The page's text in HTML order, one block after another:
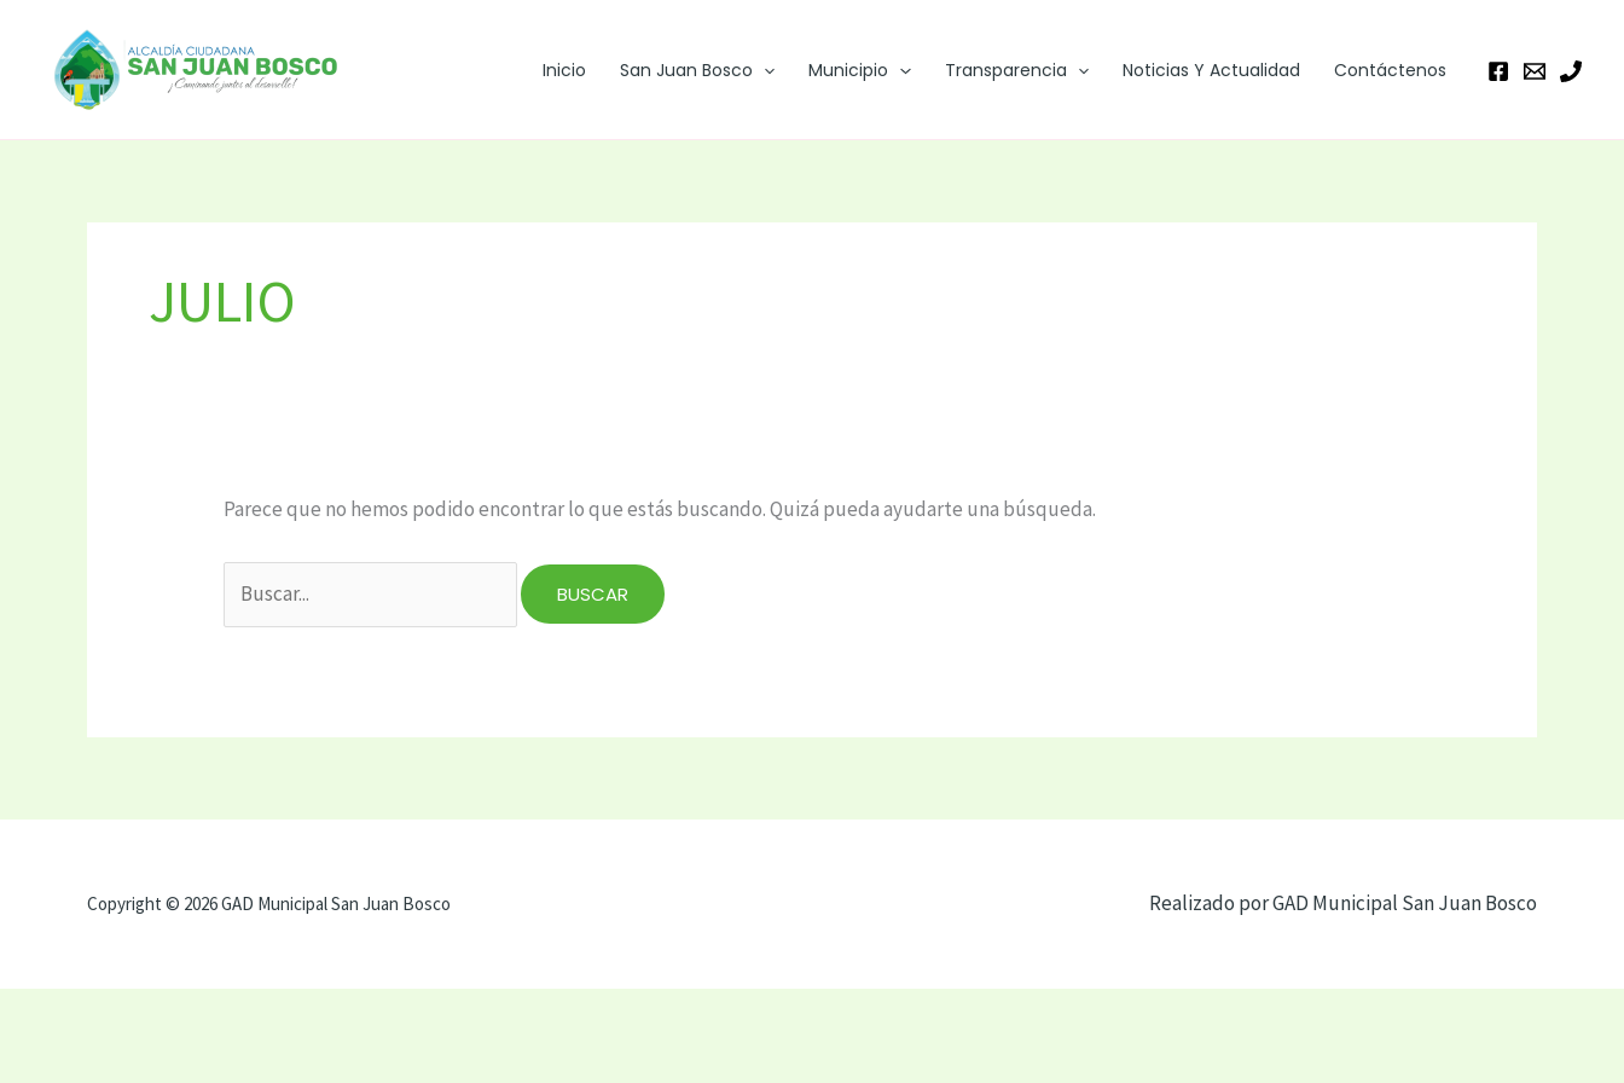
contenido
Inicio San Juan Bosco Municipio Transparencia Noticias Y Actualidad Contáctenos
JULIO
Parece que no hemos podido encontrar lo que estás buscando. Quizá pueda ayudarte una búsqueda.
por:
Copyright © 2026 GAD Municipal San Juan Bosco Realizado por GAD Municipal San Juan Bosco